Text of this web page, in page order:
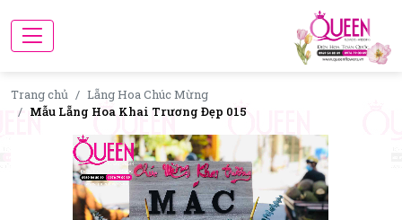
Trang chủ
Lẵng Hoa Chúc Mừng
Mẫu Lẵng Hoa Khai Trương Đẹp 015